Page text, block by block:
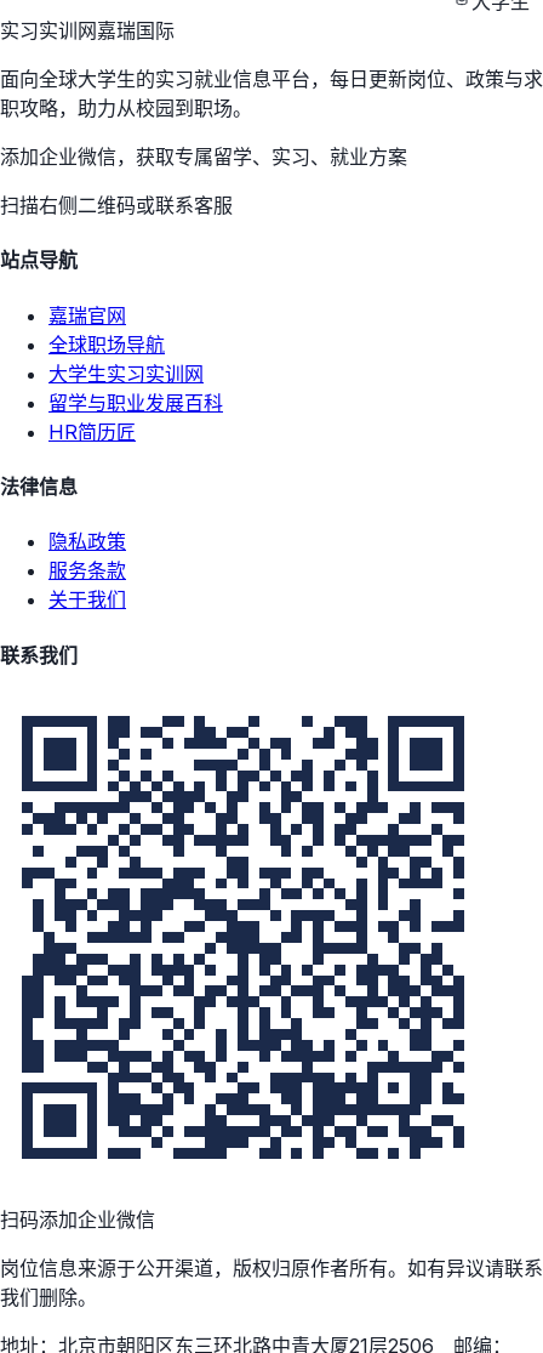
实习实训网嘉瑞国际
面向全球大学生的实习就业信息平台，每日更新岗位、政策与求
职攻略，助力从校园到职场。
添加企业微信，获取专属留学、实习、就业方案
扫描右侧二维码或联系客服
站点导航
嘉瑞官网
全球职场导航
大学生实习实训网
留学与职业发展百科
HR简历匠
法律信息
隐私政策
服务条款
关于我们
联系我们
扫码添加企业微信
岗位信息来源于公开渠道，版权归原作者所有。如有异议请联系
我们删除。
地址：北京市朝阳区东三环北路中青大厦21层2506 邮编：